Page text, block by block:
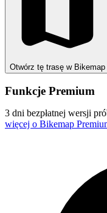
Otwórz tę trasę w Bikemap
Funkcje Premium
3 dni bezpłatnej wersji
więcej o Bikemap